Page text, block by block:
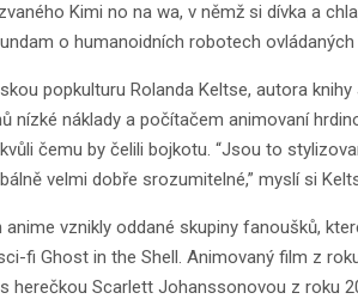
Kimi no na wa, v němž si dívka a
o humanoidních robotech ovládaných
popkulturu Rolanda Keltse, autora
nízké náklady a počítačem animovaní
čemu by čelili bojkotu. “Jsou to
velmi dobře srozumitelné,” myslí si
vznikly oddané skupiny fanoušků,
fi Ghost in the Shell. Animovaný film z
herečkou Scarlett Johanssonovou z roku